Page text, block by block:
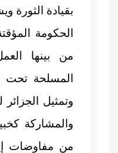
بقيادة
الحكومة
من بينها
المسلحة تحت
وتمثيل
والمشاركة
من مفاوضات